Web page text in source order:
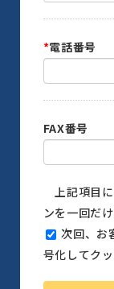
*電話番号
FAX番号
上記項目に
ンを一回だ
次回、お客様情報を入力しないで済むよう、暗
号化してク